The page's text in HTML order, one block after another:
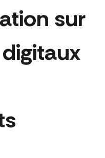
sur